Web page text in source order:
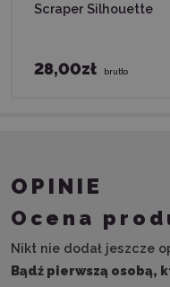
Scraper Silhouette
28,00zł brutto
OPINIE
Ocena
Nikt nie dodał jeszcze
Bądź pierwszą osobą,